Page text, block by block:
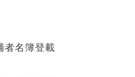
者名簿登載